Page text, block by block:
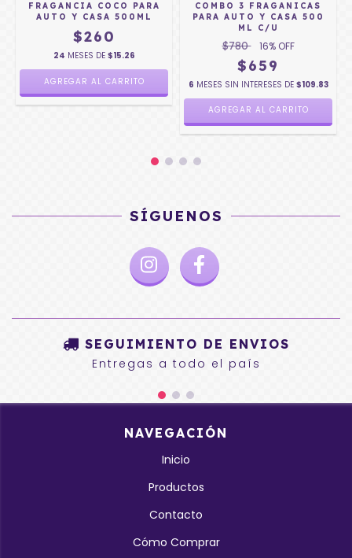
FRAGANCIA COCO PARA
AUTO Y CASA 500ML
$260
24 MESES DE $15.26
COMBO 3 FRAGANICAS
PARA AUTO Y CASA 500
ML C/U
$780 16% OFF
$659
6 MESES SIN INTERESES DE $109.83
AGREGAR AL CARRITO
SÍGUENOS
SEGUIMIENTO DE ENVIOS
Entregas a todo el país
NAVEGACIÓN
Inicio
Productos
Contacto
Cómo Comprar